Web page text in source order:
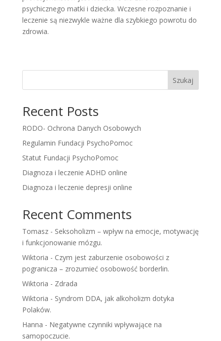
psychicznego matki i dziecka. Wczesne rozpoznanie i
leczenie są niezwykle ważne dla szybkiego powrotu do
zdrowia.
Szukaj
Recent Posts
RODO- Ochrona Danych Osobowych
Regulamin Fundacji PsychoPomoc
Statut Fundacji PsychoPomoc
Diagnoza i leczenie ADHD online
Diagnoza i leczenie depresji online
Recent Comments
Tomasz- Seksoholizm – wpływ na emocje, motywację
i funkcjonowanie mózgu.
Wiktoria - Czym jest zaburzenie osobowości z
pogranicza – zrozumieć osobowość borderlin.
Wiktoria - Zdrada
Wiktoria - Syndrom DDA, jak alkoholizm dotyka
Polaków.
Hanna - Negatywne czynniki wpływające na
samopoczucie.